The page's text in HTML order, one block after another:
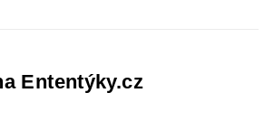
Ententýky.cz